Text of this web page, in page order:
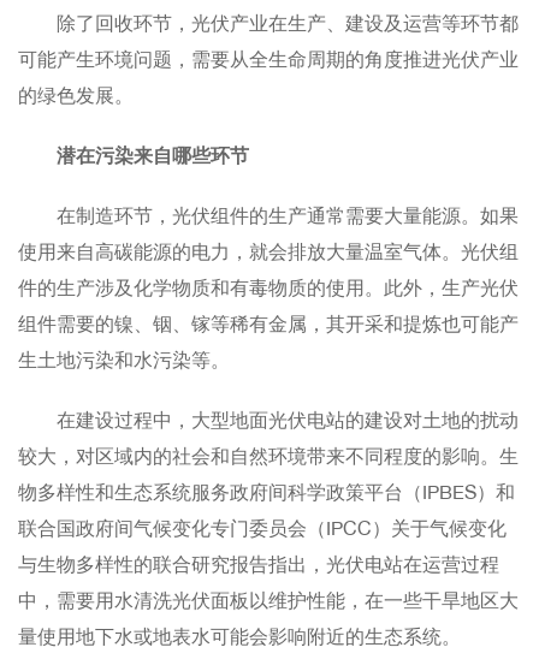
除了回收环节，光伏产业在生产、建设及运营等环节都
可能产生环境问题，需要从全生命周期的角度推进光伏产业
的绿色发展。
潜在污染来自哪些环节
在制造环节，光伏组件的生产通常需要大量能源。如果
使用来自高碳能源的电力，就会排放大量温室气体。光伏组
件的生产涉及化学物质和有毒物质的使用。此外，生产光伏
组件需要的镍、铟、镓等稀有金属，其开采和提炼也可能产
生土地污染和水污染等。
在建设过程中，大型地面光伏电站的建设对土地的扰动
较大，对区域内的社会和自然环境带来不同程度的影响。生
物多样性和生态系统服务政府间科学政策平台（IPBES）和
联合国政府间气候变化专门委员会（IPCC）关于气候变化
与生物多样性的联合研究报告指出，光伏电站在运营过程
中，需要用水清洗光伏面板以维护性能，在一些干旱地区大
量使用地下水或地表水可能会影响附近的生态系统。